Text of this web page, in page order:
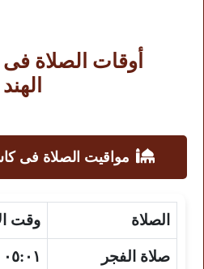
أوقات الصلاة
الهند
مواقيت الصلاة فى
الصلاة وقت
صلاة الفجر ٠٥:٠١ ص